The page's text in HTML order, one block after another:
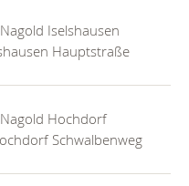
Iselshausen
Hauptstraße
Hochdorf
Schwalbenweg